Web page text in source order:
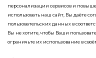
персонализации сервисов и
использовать наш сайт, Вы даёте
пользовательских данных в
Вы не хотите, чтобы Ваши
ограничьте их использование в